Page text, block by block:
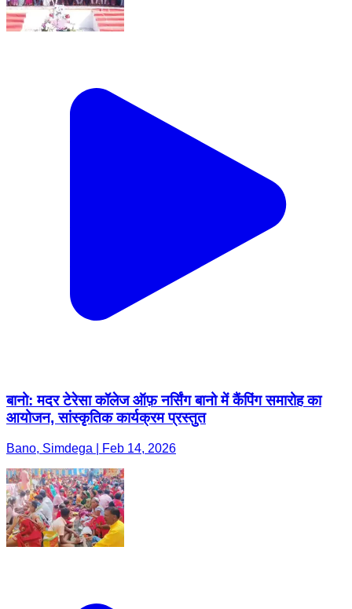
बानो: मदर टेरेसा कॉलेज ऑफ़ नर्सिंग बानो में कैंपिंग समारोह का
आयोजन, सांस्कृतिक कार्यक्रम प्रस्तुत
Bano, Simdega | Feb 14, 2026